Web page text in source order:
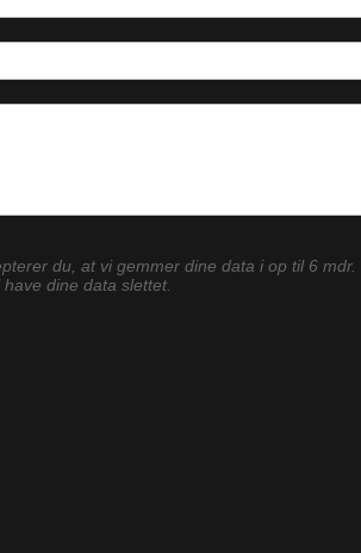
du, at vi gemmer dine data i op til 6 mdr.
dine data slettet.